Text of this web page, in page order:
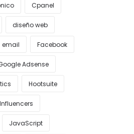
Cpanel
diseño web
email Facebook
Adsense
Hootsuite
Influencers
JavaScript